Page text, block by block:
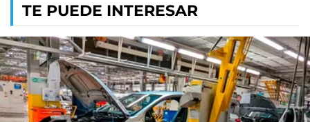
TE PUEDE INTERESAR